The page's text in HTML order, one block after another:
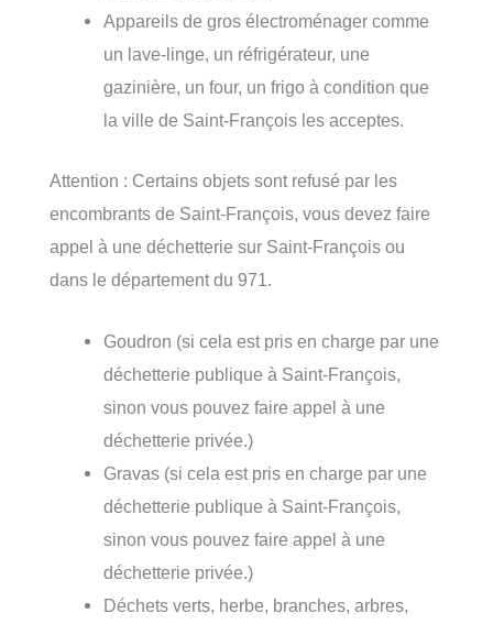
Appareils de gros électroménager comme
un lave-linge, un réfrigérateur, une
gazinière, un four, un frigo à condition que
la ville de Saint-François les acceptes.
Attention : Certains objets sont refusé par les
encombrants de Saint-François, vous devez faire
appel à une déchetterie sur Saint-François ou
dans le département du 971.
Goudron (si cela est pris en charge par une
déchetterie publique à Saint-François,
sinon vous pouvez faire appel à une
déchetterie privée.)
Gravas (si cela est pris en charge par une
déchetterie publique à Saint-François,
sinon vous pouvez faire appel à une
déchetterie privée.)
Déchets verts, herbe, branches, arbres,